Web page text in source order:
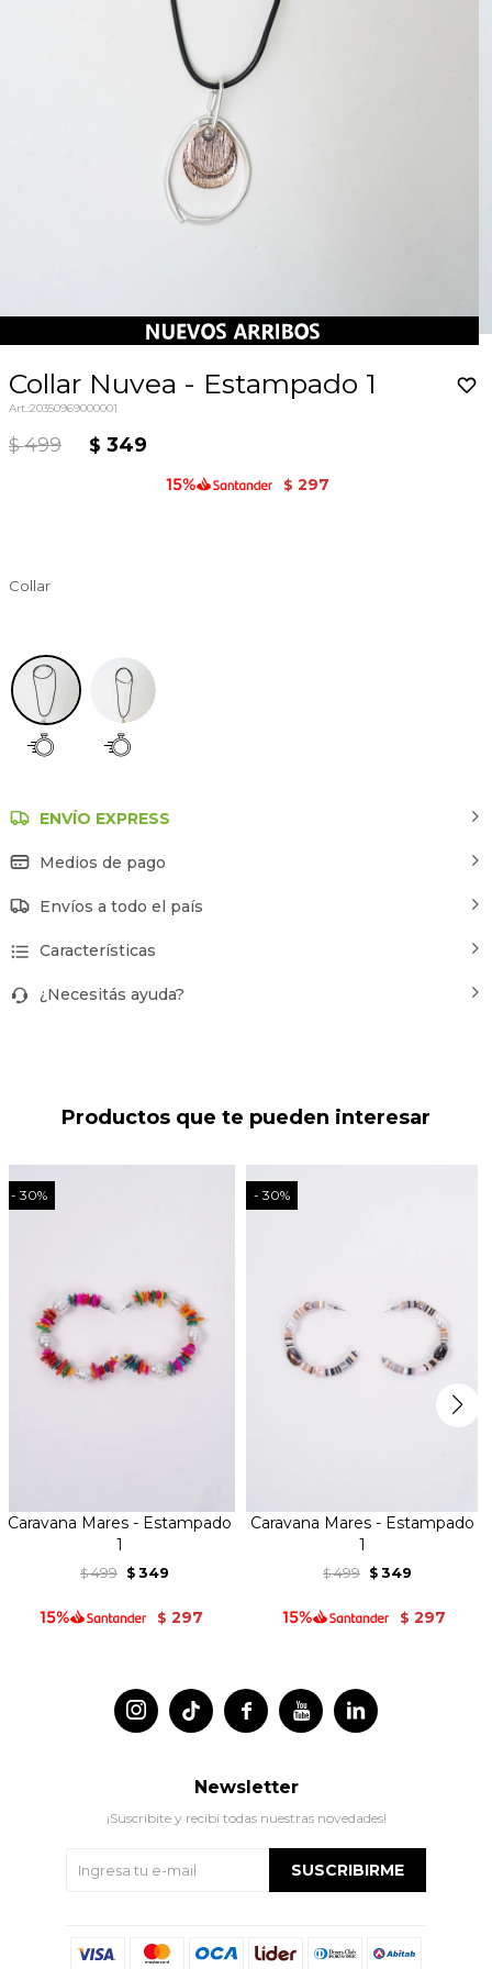
Collar Nuvea - Estampado 1
20350969000001
$ 499 $ 349
$ 297
Collar
ENVÍO EXPRESS
Medios de pago
Envíos a todo el país
Características
¿Necesitás ayuda?
Productos que te pueden interesar
30
Caravana Mares - Estampado
1
$ 499 $ 349
$ 297
30
Caravana Mares - Estampado
1
$ 499 $ 349
$ 297
 
 
Newsletter
¡Suscribite y recibí todas nuestras novedades!
SUSCRIBIRME